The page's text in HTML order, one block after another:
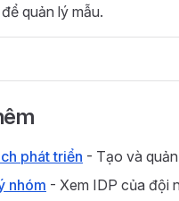
để quản lý mẫu.
phát triển - Tạo và
nhóm - Xem IDP của đội